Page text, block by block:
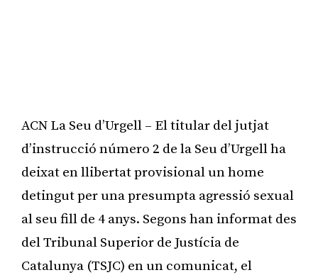
ACN La Seu d’Urgell – El titular del jutjat
d’instrucció número 2 de la Seu d’Urgell ha
deixat en llibertat provisional un home
detingut per una presumpta agressió sexual
al seu fill de 4 anys. Segons han informat des
del Tribunal Superior de Justícia de
Catalunya (TSJC) en un comunicat, el